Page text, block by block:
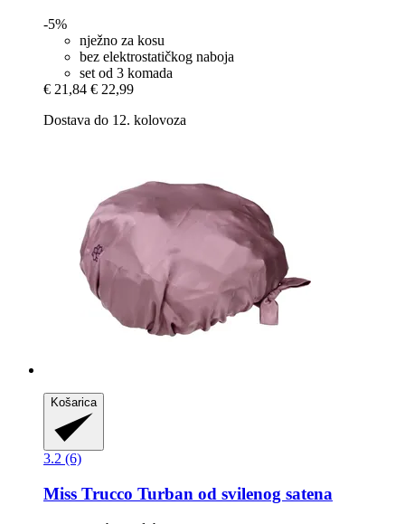
-5%
nježno za kosu
bez elektrostatičkog naboja
set od 3 komada
€ 21,84 € 22,99
Dostava do 12. kolovoza
Košarica
3.2 (6)
Miss Trucco Turban od svilenog satena